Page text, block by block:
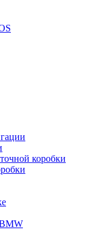
коробки